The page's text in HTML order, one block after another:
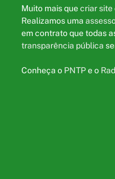
Muito mais quecriar site
Realizamos uma
em contrato que todas
transparência pública
Conheça o PNTPe o